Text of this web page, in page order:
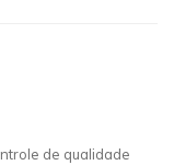
de qualidade